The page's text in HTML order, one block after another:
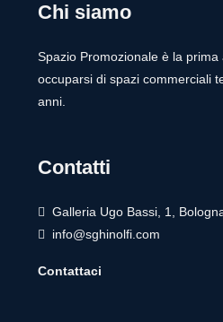
Chi siamo
Spazio Promozionale è la
occuparsi di spazi commerciali
anni.
Contatti
Galleria Ugo Bassi, 1,
info@sghinolfi.com
Contattaci